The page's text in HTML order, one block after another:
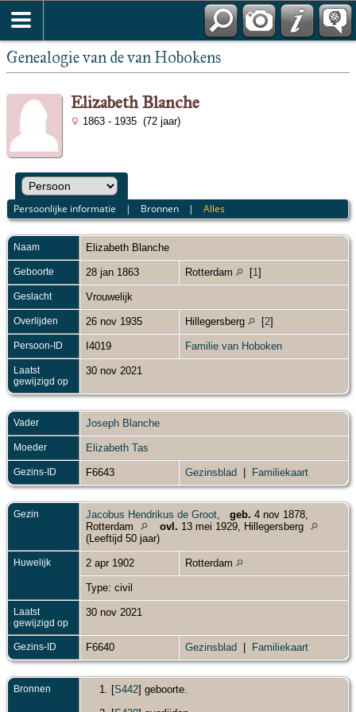
Genealogie van de van Hobokens
Elizabeth Blanche
1863 - 1935 (72 jaar)
Persoonlijke informatie | Bronnen |Alles
Naam Elizabeth Blanche
Geboorte 28 jan 1863 Rotterdam [1 ]
Geslacht Vrouwelijk
Overlijden 26 nov 1935 Hillegersberg [2]
Persoon-ID I4019 Familie van Hoboken
Laatst
gewijzigd op
30 nov 2021
Vader Joseph Blanche
Moeder Elizabeth Tas
Gezins-ID F6643 Gezinsblad Familiekaart
Gezin Jacobus Hendrikus de Groot geb. 4 nov 1878,
Rotterdam
ovl. 13 mei 1929, Hillegersberg
(Leeftijd 50 jaar)
Huwelijk 2 apr 1902 Rotterdam
Type: civil
Laatst
gewijzigd op
30 nov 2021
Gezins-ID F6640 Gezinsblad Familiekaart
Bronnen [S442] geboorte.